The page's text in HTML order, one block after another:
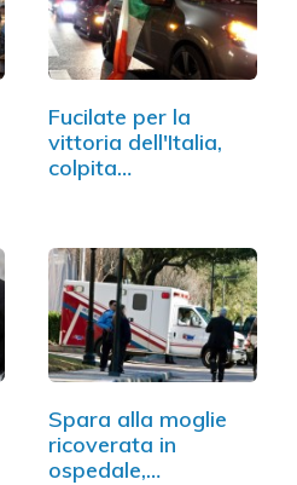
Fucilate per la
vittoria dell'Italia,
colpita…
Spara alla moglie
ricoverata in
ospedale,